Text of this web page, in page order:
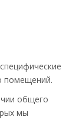
помещений.
общего
мы